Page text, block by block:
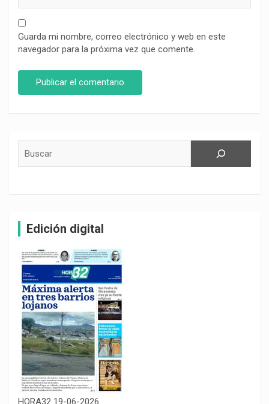
Guarda mi nombre, correo electrónico y web en este
navegador para la próxima vez que comente.
Edición digital
HORA32 19-06-2026